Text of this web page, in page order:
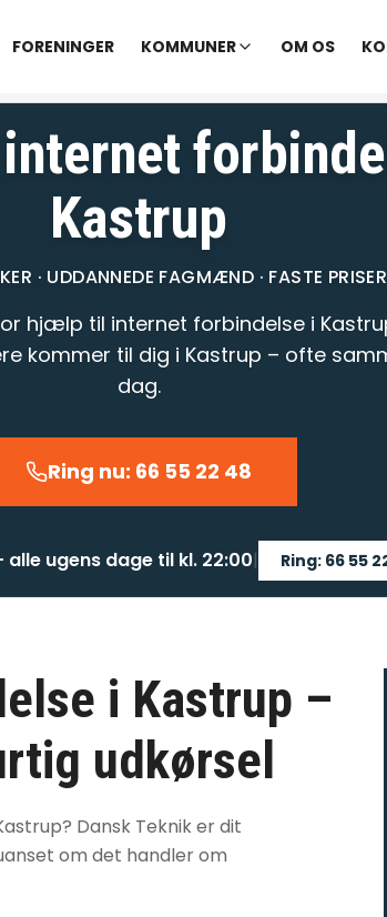
FORENINGER KOMMUNER OM OS
Kastrup
· UDDANNEDE FAGMÆND · FASTE PRISER
hjælp til internet forbindelse i
kommer til dig i Kastrup – ofte
dag.
Ring nu: 66 55 22 48
alle ugens dage til kl. 22:00| Ring: 66 55
i Kastrup –
udkørsel
Dansk Teknik er dit
om det handler om